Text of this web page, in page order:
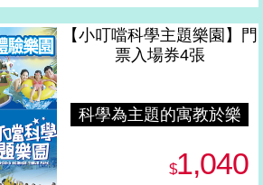
科學為主題的寓教於樂
【小叮噹科學主題樂園】門
票入場券4張
$1,040